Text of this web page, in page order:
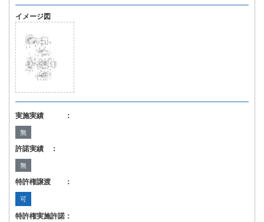
イメージ図
実施実績 ：
無
許諾実績 ：
無
特許権譲渡 ：
可
特許権実施許諾：